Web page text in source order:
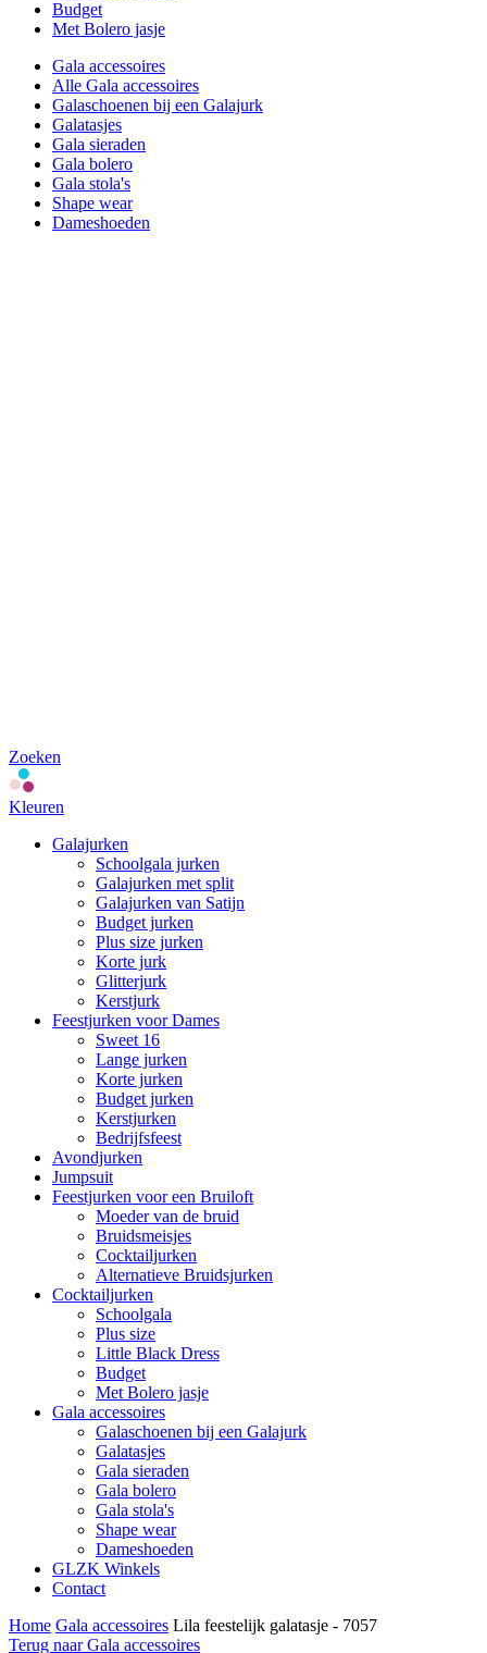
Budget
Met Bolero jasje
Gala accessoires
Alle Gala accessoires
Galaschoenen bij een Galajurk
Galatasjes
Gala sieraden
Gala bolero
Gala stola's
Shape wear
Dameshoeden
Zoeken
Kleuren
Galajurken
Schoolgala jurken
Galajurken met split
Galajurken van Satijn
Budget jurken
Plus size jurken
Korte jurk
Glitterjurk
Kerstjurk
Feestjurken voor Dames
Sweet 16
Lange jurken
Korte jurken
Budget jurken
Kerstjurken
Bedrijfsfeest
Avondjurken
Jumpsuit
Feestjurken voor een Bruiloft
Moeder van de bruid
Bruidsmeisjes
Cocktailjurken
Alternatieve Bruidsjurken
Cocktailjurken
Schoolgala
Plus size
Little Black Dress
Budget
Met Bolero jasje
Gala accessoires
Galaschoenen bij een Galajurk
Galatasjes
Gala sieraden
Gala bolero
Gala stola's
Shape wear
Dameshoeden
GLZK Winkels
Contact
Home Gala accessoires Lila feestelijk galatasje - 7057
Terug naar Gala accessoires